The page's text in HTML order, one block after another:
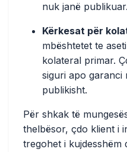
nuk janë publikuar.
Kërkesat për
mbështetet te
kolateral primar.
siguri apo garanci
publikisht.
Për shkak të
thelbësor, çdo klient i
tregohet i kujdesshëm